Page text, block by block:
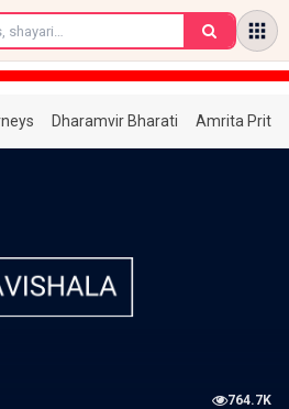
Dharamvir Bharati Amrita
764.7K